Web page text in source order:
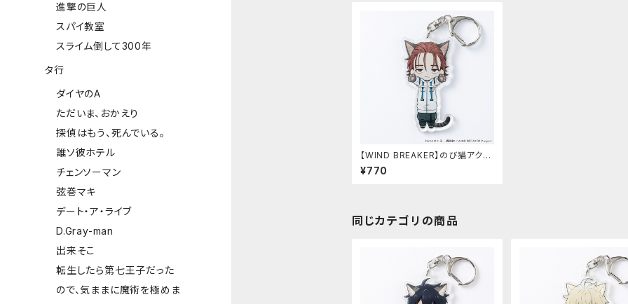
【WIND BREAKER】のび猫アクリ
ルキーホルダー 第2弾（名取 慎
吾）
¥770
同じカテゴリの商品
進撃の巨人
スパイ教室
スライム倒して300年
タ行
ダイヤのA
ただいま、おかえり
探偵はもう、死んでいる。
誰ソ彼ホテル
チェンソーマン
弦巻マキ
デート・ア・ライブ
D.Gray-man
出来そこ
転生したら第七王子だった
ので、気ままに魔術を極めま